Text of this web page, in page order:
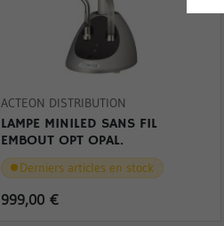
ACTEON DISTRIBUTION
LAMPE MINILED SANS FIL
EMBOUT OPT OPAL.
Derniers articles en stock
999,00 €